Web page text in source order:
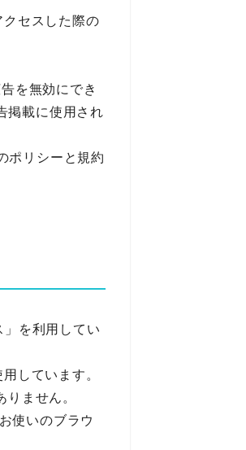
セスした際の
を無効にでき
掲載に使用され
ポリシーと規約
を利用してい
しています。
ません。
使いのブラウ